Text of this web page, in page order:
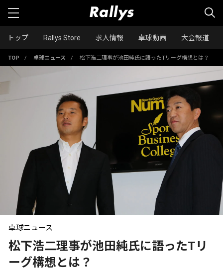
トップ Rallys Store 求人情報 卓球動画 大会報道
TOP / 卓球ニュース / 松下浩二理事が池田純氏に語ったTリーグ構想とは？
卓球ニュース
松下浩二理事が池田純氏に語ったTリ
ーグ構想とは？